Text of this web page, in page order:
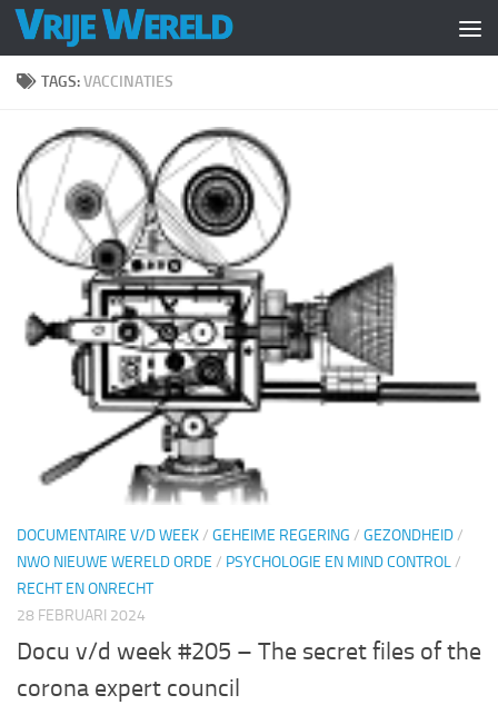
Doorgaan naar inhoud
TAGS:VACCINATIES
DOCUMENTAIRE V/D WEEK/ GEHEIME REGERING / GEZONDHEID/
NWO NIEUWE WERELD ORDE / PSYCHOLOGIE EN MIND CONTROL/
RECHT EN ONRECHT
28 FEBRUARI 2024
Docu v/d week #205 – The secret files of the
corona expert council